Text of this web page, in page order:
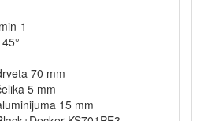
1
70 mm
5 mm
15 mm